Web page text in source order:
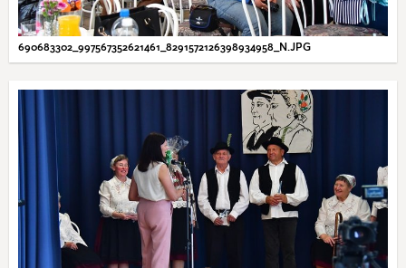
690683302_997567352621461_8291572126398934958_N.JPG